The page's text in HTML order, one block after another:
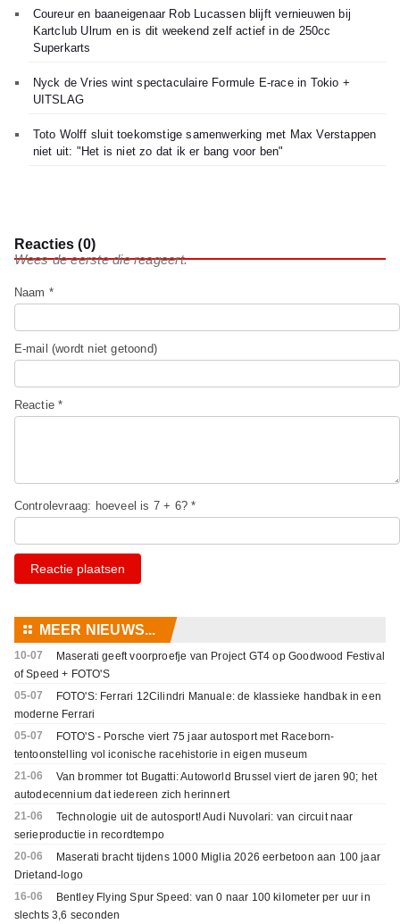
Coureur en baaneigenaar Rob Lucassen blijft vernieuwen bij
Kartclub Ulrum en is dit weekend zelf actief in de 250cc
Superkarts
Nyck de Vries wint spectaculaire Formule E-race in Tokio +
UITSLAG
Toto Wolff sluit toekomstige samenwerking met Max Verstappen
niet uit: "Het is niet zo dat ik er bang voor ben"
Reacties (0)
Wees de eerste die reageert.
Naam *
E-mail (wordt niet getoond)
Reactie *
Controlevraag: hoeveel is 7 + 6? *
Reactie plaatsen
⚏ MEER NIEUWS...
10-07
Maserati geeft voorproefje van Project GT4 op Goodwood Festival
of Speed + FOTO'S
05-07
FOTO'S: Ferrari 12Cilindri Manuale: de klassieke handbak in een
moderne Ferrari
05-07
FOTO'S - Porsche viert 75 jaar autosport met Raceborn-
tentoonstelling vol iconische racehistorie in eigen museum
21-06
Van brommer tot Bugatti: Autoworld Brussel viert de jaren 90; het
autodecennium dat iedereen zich herinnert
21-06
Technologie uit de autosport! Audi Nuvolari: van circuit naar
serieproductie in recordtempo
20-06
Maserati bracht tijdens 1000 Miglia 2026 eerbetoon aan 100 jaar
Drietand-logo
16-06
Bentley Flying Spur Speed: van 0 naar 100 kilometer per uur in
slechts 3,6 seconden